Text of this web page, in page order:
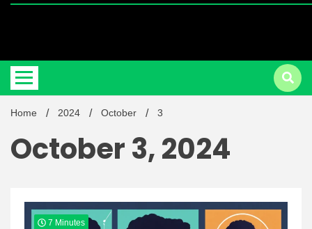
Home 2024 October 3
October 3, 2024
7 Minutes